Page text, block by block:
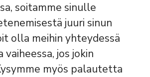
soitamme sinulle
juuri sinun
olla meihin yhteydessä
vaiheessa, jos jokin
myös palautetta